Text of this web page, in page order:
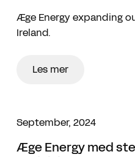
Æge Energy expanding
Ireland.
Les mer
September, 2024
Æge Energy med